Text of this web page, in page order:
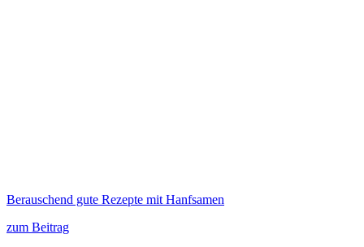
Berauschend gute Rezepte mit Hanfsamen
zum Beitrag